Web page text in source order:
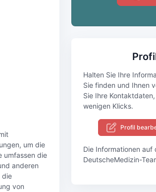
um die
umfassen die
anderen
die
von
Halten Sie Ihre
Sie finden und Ihnen
Sie Ihre
wenigen Klicks.
Profil
Die Informationen auf
DeutscheMedizin-